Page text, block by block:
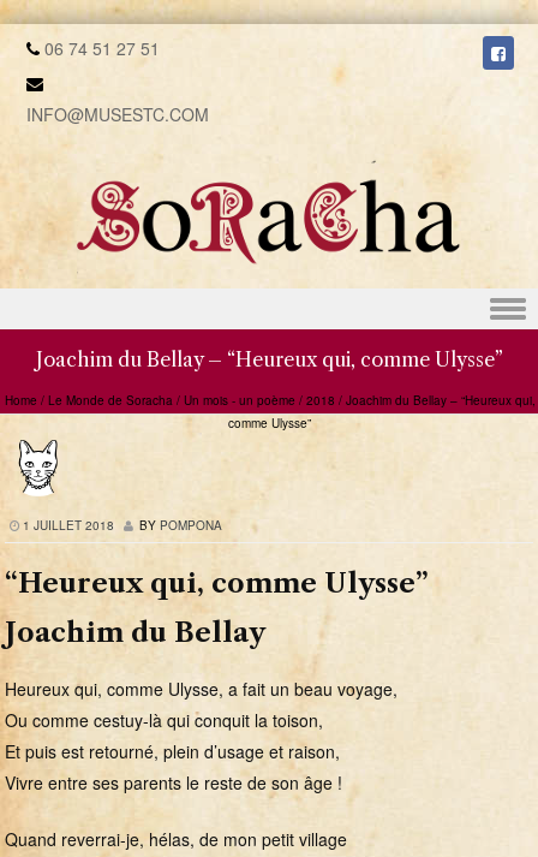
06 74 51 27 51
INFO@MUSESTC.COM
Skip to content
Joachim du Bellay – “Heureux qui, comme Ulysse”
Home / Le Monde de Soracha/ Un mois - un poème / 2018 / Joachim du Bellay – “Heureux qui,
comme Ulysse”
1 JUILLET 2018 BY POMPONA
“Heureux qui, comme Ulysse”
Joachim du Bellay
Heureux qui, comme Ulysse, a fait un beau voyage,
Ou comme cestuy-là qui conquit la toison,
Et puis est retourné, plein d’usage et raison,
Vivre entre ses parents le reste de son âge !
Quand reverrai-je, hélas, de mon petit village